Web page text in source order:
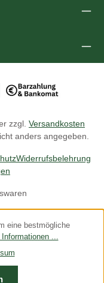
zzgl. Versandkosten
anders angegeben.
Widerrufsbelehrung
eine bestmögliche
Informationen ...